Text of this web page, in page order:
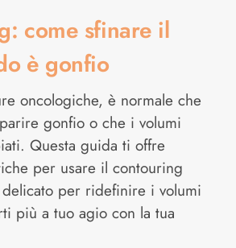
come sfinare il
è gonfio
oncologiche, è normale che
gonfio o che i volumi
Questa guida ti offre
per usare il contouring
per ridefinire i volumi
più a tuo agio con la tua